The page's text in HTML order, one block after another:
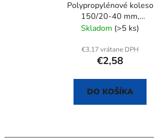
Polypropylénové koleso
150/20-40 mm,
samostatné
Skladom (>5 ks)
€3,17 vrátane DPH
€2,58
DO KOŠÍKA